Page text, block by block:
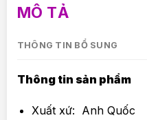
MÔ TẢ
THÔNG TIN BỔ SUNG
Thông tin sản phẩm
Xuất xứ: Anh Quốc